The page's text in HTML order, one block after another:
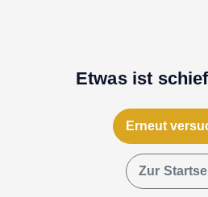
Etwas ist
Erneut
Zur